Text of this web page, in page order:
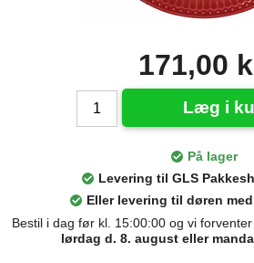
171,00
Læg i
På lager
Levering til GLS
Eller levering til døren med
Bestil i dag før kl. 15:00:00 og vi
lørdag d. 8. august eller